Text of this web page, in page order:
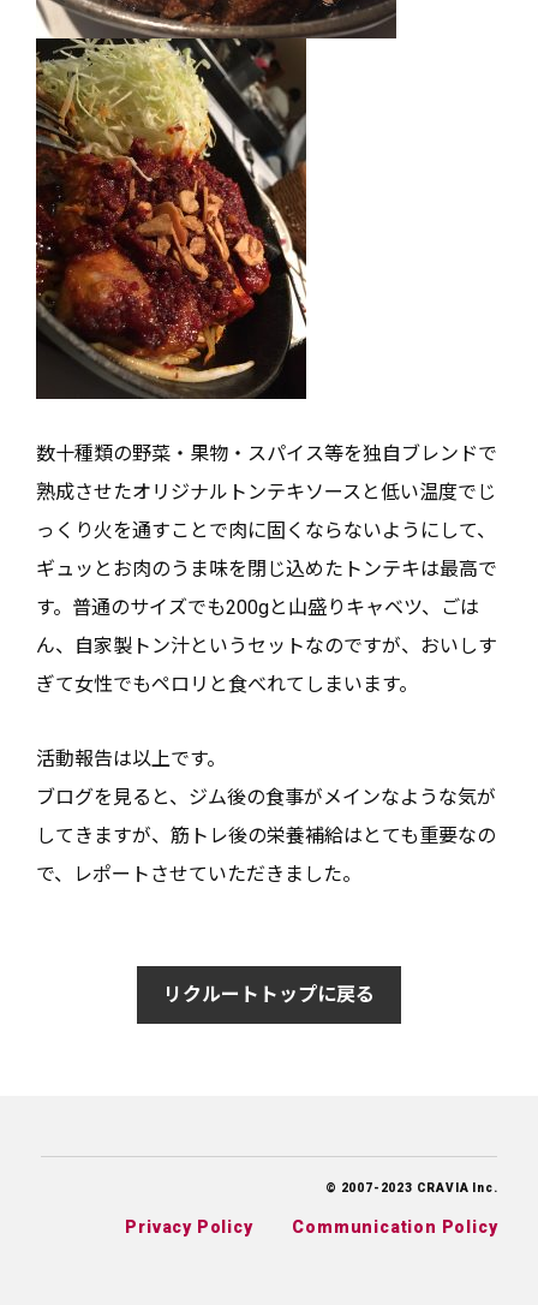
数十種類の野菜・果物・スパイス等を独自ブレンドで
熟成させたオリジナルトンテキソースと低い温度でじ
っくり火を通すことで肉に固くならないようにして、
ギュッとお肉のうま味を閉じ込めたトンテキは最高で
す。普通のサイズでも200gと山盛りキャベツ、ごは
ん、自家製トン汁というセットなのですが、おいしす
ぎて女性でもペロリと食べれてしまいます。
活動報告は以上です。
ブログを見ると、ジム後の食事がメインなような気が
してきますが、筋トレ後の栄養補給はとても重要なの
で、レポートさせていただきました。
リクルートトップに戻る
© 2007-2023 CRAVIA Inc.
Privacy Policy Communication Policy